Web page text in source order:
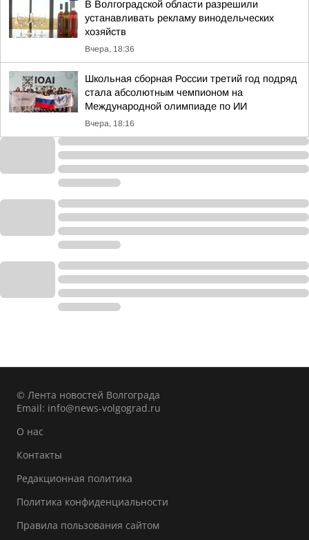
В Волгоградской области разрешили
устанавливать рекламу винодельческих
хозяйств
Вчера, 18:36
Школьная сборная России третий год подряд
стала абсолютным чемпионом на
Международной олимпиаде по ИИ
Вчера, 18:16
© Лента новостей Волгограда
Email: info@news-volgograd.ru
О нас
Контакты
Редакционная политика
Политика конфиденциальности
Правила пользования сайтом